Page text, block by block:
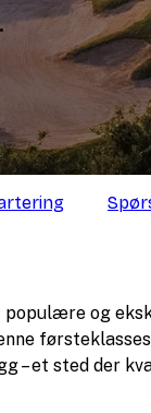
og
– et sted der